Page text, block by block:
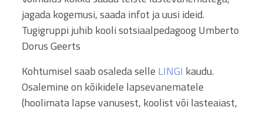
jagada kogemusi, saada infot ja uusi ideid.
Tugigruppi juhib kooli sotsiaalpedagoog Umberto
Dorus Geerts
Kohtumisel saab osaleda selle LINGI kaudu.
Osalemine on kõikidele lapsevanematele
(hoolimata lapse vanusest, koolist või lasteaiast,